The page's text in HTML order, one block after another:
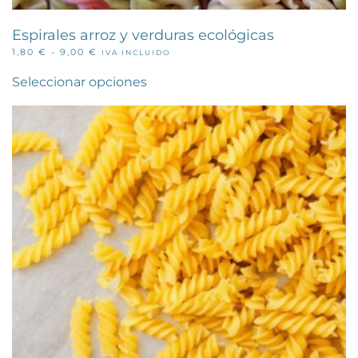
Espirales arroz y verduras ecológicas
1,80 € - 9,00 €
RANGO
PRECIOS:
DESDE
HASTA
9,00 €
IVA INCLUIDO
Seleccionar opcionesproducto
múltiples
variantes.
Las
opciones
se
pueden
elegir
en
la
página
de
producto